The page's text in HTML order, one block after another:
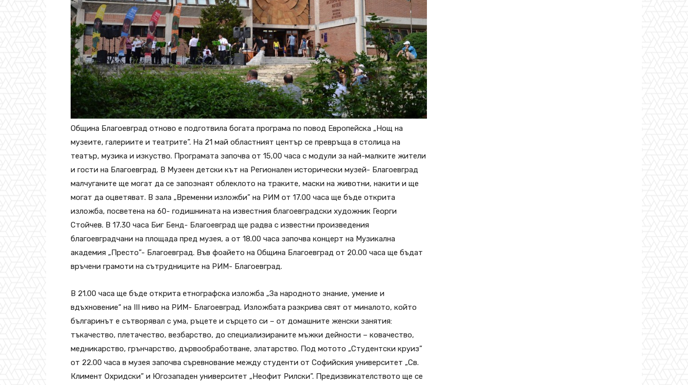
Община Благоевград отново е подготвила богата програма по повод Европейска „Нощ на
музеите, галериите и театрите”. На 21 май областният център се превръща в столица на
театър, музика и изкуство. Програмата започва от 15,00 часа с модули за най-малките жители
и гости на Благоевград. В Музеен детски кът на Регионален исторически музей- Благоевград
малчуганите ще могат да се запознаят облеклото на траките, маски на животни, накити и ще
могат да оцветяват. В зала „Временни изложби” на РИМ от 17.00 часа ще бъде открита
изложба, посветена на 60- годишнината на известния благоевградски художник Георги
Стойчев. В 17.30 часа Биг Бенд- Благоевград ще радва с известни произведения
благоевградчани на площада пред музея, а от 18.00 часа започва концерт на Музикална
академия „Престо”- Благоевград. Във фоайето на Община Благоевград от 20.00 часа ще бъдат
връчени грамоти на сътрудниците на РИМ- Благоевград.
В 21.00 часа ще бъде открита етнографска изложба „За народното знание, умение и
вдъхновение“ на III ниво на РИМ- Благоевград. Изложбата разкрива свят от миналото, който
българинът е сътворявал с ума, ръцете и сърцето си – от домашните женски занятия:
тъкачество, плетачество, везбарство, до специализираните мъжки дейности – ковачество,
медникарство, грънчарство, дървообработване, златарство. Под мотото „Студентски круиз”
от 22.00 часа в музея започва съревнование между студенти от Софийския университет „Св.
Климент Охридски” и Югозападен университет „Неофит Рилски”. Предизвикателството ще се